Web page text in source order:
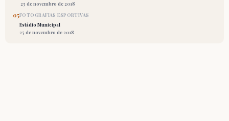
25 de novembro de 2018
05FOTOGRAFIAS ESPORTIVAS
Estádio Municipal
25 de novembro de 2018